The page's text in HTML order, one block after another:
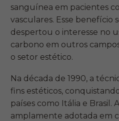
sanguínea em pacientes
vasculares. Esse benefício
despertou o interesse no
carbono em outros
o setor estético.
Na década de 1990, a
fins estéticos,
países como Itália e Brasil.
amplamente adotada em